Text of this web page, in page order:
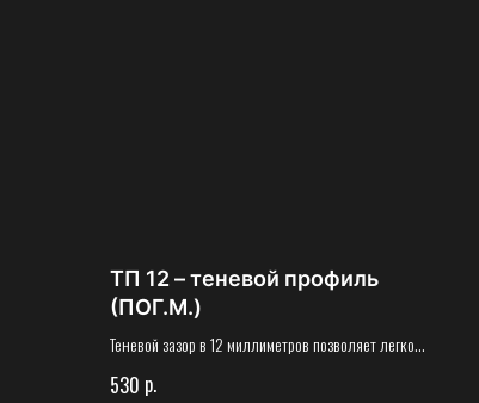
ТП 12 – теневой профиль
(ПОГ.М.)
Теневой зазор в 12 миллиметров позволяет легко
обои или перекрасив стены
530 р.